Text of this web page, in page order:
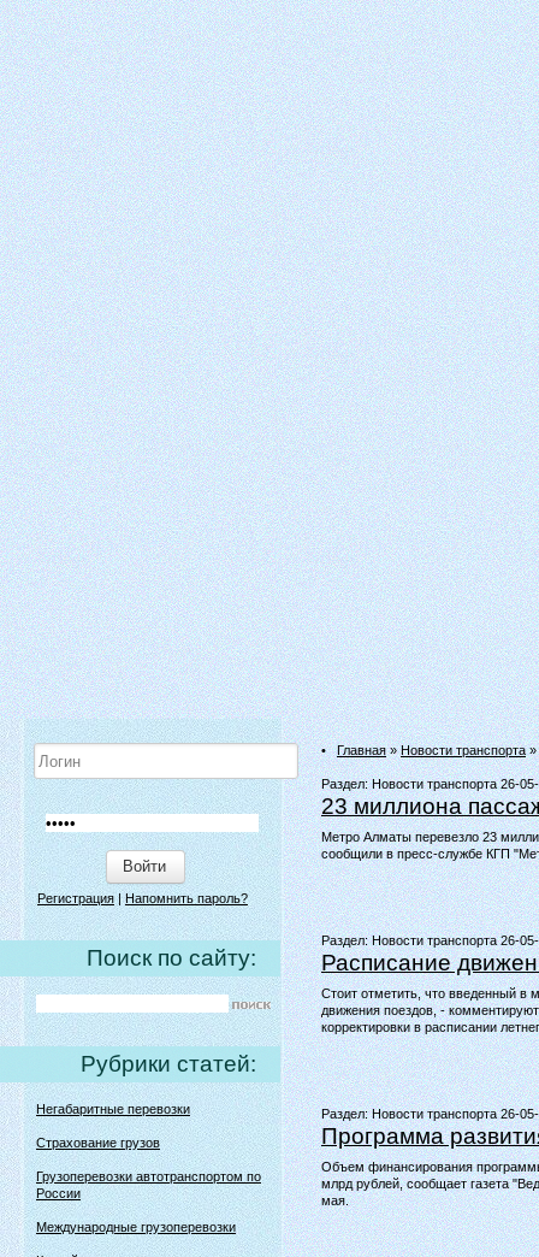
Войти
Регистрация|Напомнить пароль?
Поиск по сайту:
Рубрики статей:
Негабаритные перевозки
Страхование грузов
Грузоперевозки автотранспортом по
России
Международные грузоперевозки
•Главная»Новости транспорта»
Раздел:Новости транспорта 26-
23 миллиона
Метро Алматы перевезло 23
сообщили в пресс-службе КГП
Раздел:Новости транспорта 26-
Расписание
Стоит отметить, что введенный в
движения поездов, -
корректировки в расписании
Раздел:Новости транспорта 26-
Программа
Объем финансирования
млрд рублей, сообщает газета
мая.